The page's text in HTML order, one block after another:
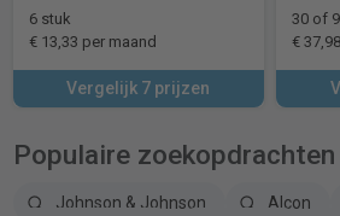
6 stuk
€ 13,33 per maand
Vergelijk 7 prijzen
30 of
€
Populaire zoekopdrachten
Johnson & Johnson Alcon